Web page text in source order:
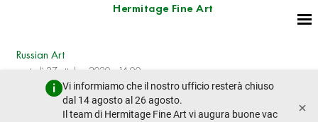
Hermitage Fine Art
Vi informiamo che il nostro ufficio resterà chiuso
dal 14 agosto al 26 agosto.
Il team di Hermitage Fine Art vi augura buone vac
×
Russian Art
martedì 27 ottobre 2020 - 14:00
lotto precedente lotto prossimo